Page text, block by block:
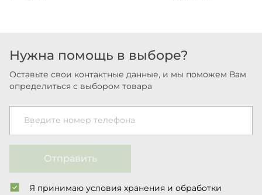
Нужна помощь в выборе?
Оставьте свои контактные данные, и мы поможем Вам
определиться с выбором товара
Введите номер телефона
Отправить
Я принимаю условия хранения и обработки